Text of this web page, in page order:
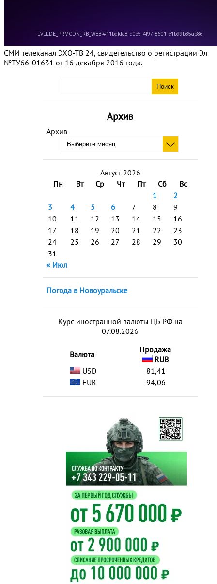
Архив
Архив
Август 2026
Пн
Вт Ср Чт Пт Сб
Вс
1
2
3
4 5 6 7 8
9
10
11 12 13 14 15
16
17
18 19 20 21 22
23
24
25 26 27 28 29
30
31
« Июл
Погода в Новоуральске
Курс иностранной валюты ЦБ РФ на
07.08.2026
Валюта
Продажа
RUB
USD
81,41
EUR
94,06
СМИ телеканал ЭХО-ТВ 24, свидетельство о регистрации Эл
№ТУ66-01631 от 16 декабря 2016 года.